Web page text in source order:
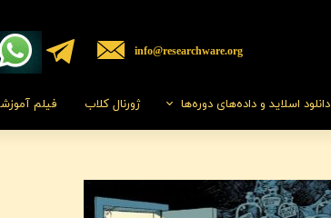
​​info@researchware.org
دانلود اسلاید و داده‌های دوره‌ها ژورنال کلاب فیلم‌